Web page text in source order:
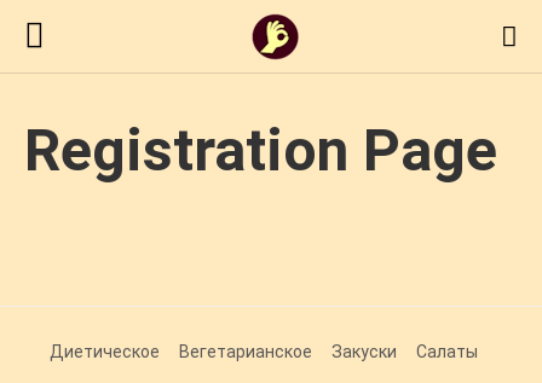
Registration Page
Диетическое Вегетарианское Закуски Салаты